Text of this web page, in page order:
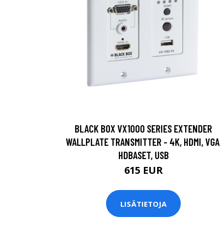
BLACK BOX VX1000 SERIES EXTENDER
WALLPLATE TRANSMITTER - 4K, HDMI,
HDBASET, USB
615 EUR
LISÄTIETOJA